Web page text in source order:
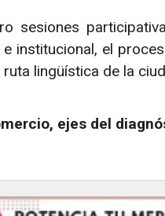
sesiones
institucional, el
lingüística de la
ejes del